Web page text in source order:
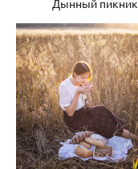
Дынный пикник